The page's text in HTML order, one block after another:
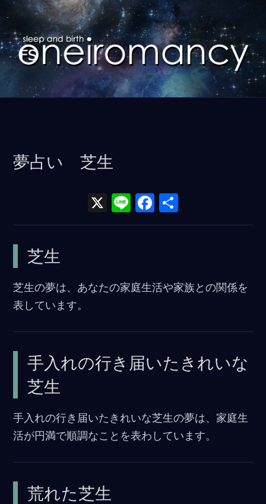
テ
ン
に
夢占い 芝生
X Li
n
F
a
o
o
有
芝生
芝生の夢は、あなたの家庭生活や家族との関係を
表しています。
手入れの行き届いたきれいな
芝生
手入れの行き届いたきれいな芝生の夢は、家庭生
活が円満で順調なことを表わしています。
荒れた芝生